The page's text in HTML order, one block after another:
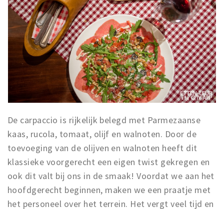
De carpaccio is rijkelijk belegd met Parmezaanse
kaas, rucola, tomaat, olijf en walnoten. Door de
toevoeging van de olijven en walnoten heeft dit
klassieke voorgerecht een eigen twist gekregen en
ook dit valt bij ons in de smaak! Voordat we aan het
hoofdgerecht beginnen, maken we een praatje met
het personeel over het terrein. Het vergt veel tijd en